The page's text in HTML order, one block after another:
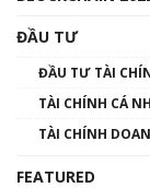
ĐẦU TƯ
ĐẦU TƯ TÀI
TÀI CHÍNH CÁ
TÀI CHÍNH
FEATURED